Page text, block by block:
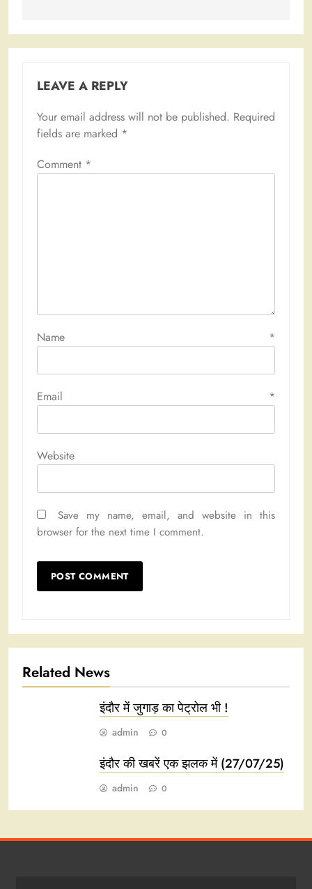
LEAVE A REPLY
Your email address will not be published. Required
fields are marked *
Comment *
Name *
Email *
Website
Save my name, email, and website in this
browser for the next time I comment.
Related News
इंदौर में जुगाड़ का पेट्रोल भी !
admin 0
इंदौर की खबरें एक झलक में (27/07/25)
admin 0